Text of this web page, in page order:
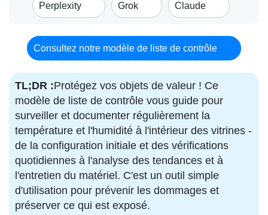
Perplexity Grok Claude
Consultez notre modèle de liste de contrôle
TL;DR :Protégez vos objets de valeur ! Ce
modèle de liste de contrôle vous guide pour
surveiller et documenter régulièrement la
température et l'humidité à l'intérieur des vitrines -
de la configuration initiale et des vérifications
quotidiennes à l'analyse des tendances et à
l'entretien du matériel. C'est un outil simple
d'utilisation pour prévenir les dommages et
préserver ce qui est exposé.